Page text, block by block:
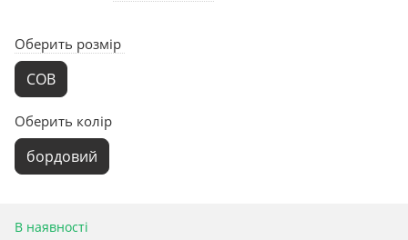
Оберить розмір
COB
Оберить колір
бордовий
В наявності